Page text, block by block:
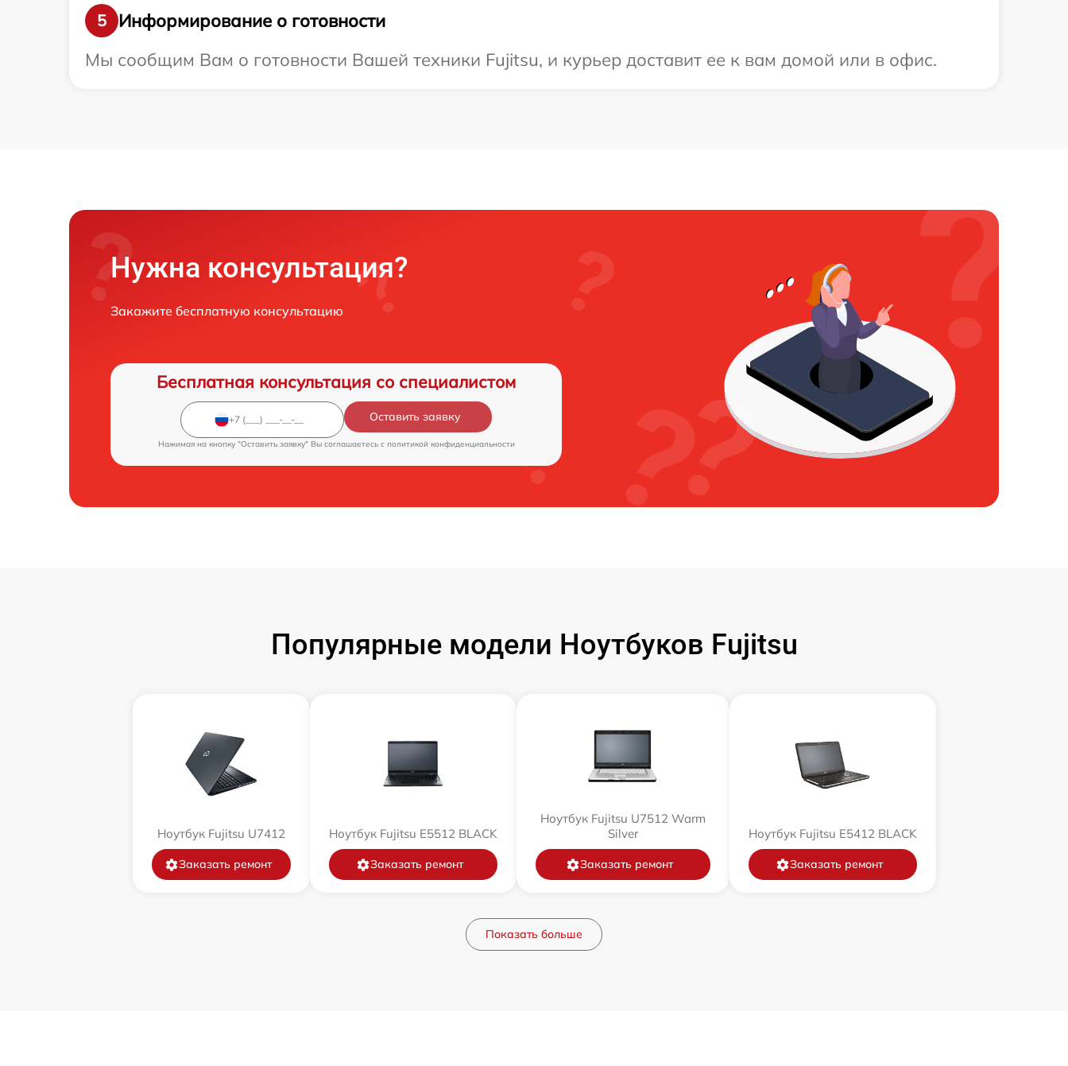
5
Информирование о готовности
Мы сообщим Вам о готовности Вашей техники Fujitsu, и курьер доставит ее к вам домой или в офис.
Нужна консультация?
Закажите бесплатную консультацию
Бесплатная консультация со специалистом
Оставить заявку
Нажимая на кнопку "Оставить заявку" Вы соглашаетесь c политикой конфиденциальности
Популярные модели Ноутбуков Fujitsu
Ноутбук Fujitsu U7412
Заказать ремонт
Ноутбук Fujitsu E5512 BLACK
Заказать ремонт
Ноутбук Fujitsu U7512 Warm
Silver
Заказать ремонт
Ноутбук Fujitsu E5412 BLACK
Заказать ремонт
Показать больше